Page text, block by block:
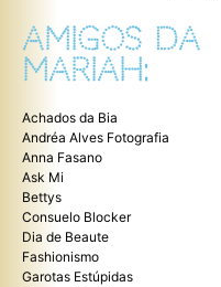
AMIGOS DA
MARIAH:
Achados da Bia
Andréa Alves Fotografia
Anna Fasano
Ask Mi
Bettys
Consuelo Blocker
Dia de Beaute
Fashionismo
Garotas Estúpidas